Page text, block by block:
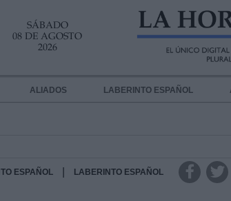
SÁBADO
08 DE AGOSTO
2026
ALIADOS LABERINTO ESPAÑOL
ESPAÑOL LABERINTO ESPAÑOL
TUS DATOS